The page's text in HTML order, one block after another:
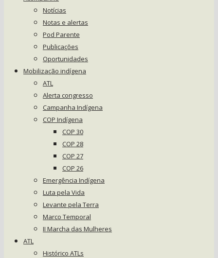
Notícias
Notas e alertas
Pod Parente
Publicações
Oportunidades
Mobilização indígena
ATL
Alerta congresso
Campanha Indígena
COP Indígena
COP 30
COP 28
COP 27
COP 26
Emergência Indígena
Luta pela Vida
Levante pela Terra
Marco Temporal
II Marcha das Mulheres
ATL
Histórico ATLs